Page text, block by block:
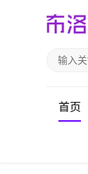
首页